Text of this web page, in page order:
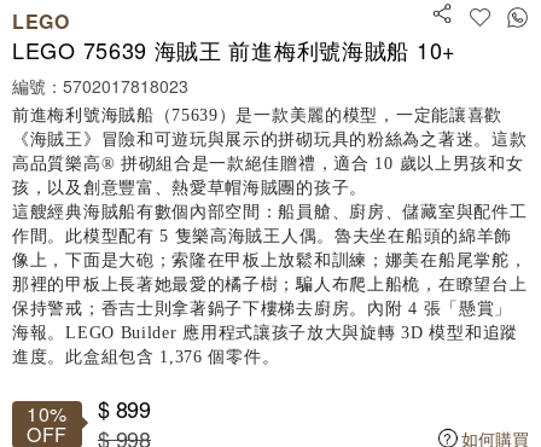
LEGO
LEGO 75639 海賊王 前進梅利號海賊船 10+
編號：5702017818023
前進梅利號海賊船（75639）是一款美麗的模型，一定能讓喜歡
《海賊王》冒險和可遊玩與展示的拼砌玩具的粉絲為之著迷。這款
高品質樂高® 拼砌組合是一款絕佳贈禮，適合 10 歲以上男孩和女
孩，以及創意豐富、熱愛草帽海賊團的孩子。
這艘經典海賊船有數個內部空間：船員艙、廚房、儲藏室與配件工
作間。此模型配有 5 隻樂高海賊王人偶。魯夫坐在船頭的綿羊飾
像上，下面是大砲；索隆在甲板上放鬆和訓練；娜美在船尾掌舵，
那裡的甲板上長著她最愛的橘子樹；騙人布爬上船桅，在瞭望台上
保持警戒；香吉士則拿著鍋子下樓梯去廚房。內附 4 張「懸賞」
海報。LEGO Builder 應用程式讓孩子放大與旋轉 3D 模型和追蹤
進度。此盒組包含 1,376 個零件。
10%
OFF
$ 899
$ 998
如何購買